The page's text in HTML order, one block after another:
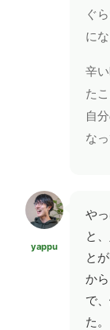
ぐ
に
辛
た
自
な
yappu
や
と
と
か
で
た。